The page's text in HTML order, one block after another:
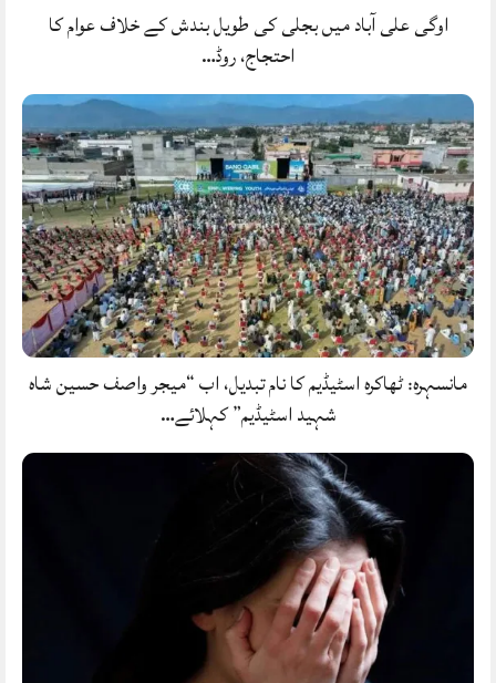
اوگی علی آباد میں بجلی کی طویل بندش کے خلاف عوام کا
احتجاج، روڈ…
مانسہرہ: ٹھاکرہ اسٹیڈیم کا نام تبدیل، اب “میجر واصف حسین شاہ
شہید اسٹیڈیم” کہلائے…